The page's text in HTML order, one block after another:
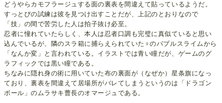
どうやらカモフラージュする面の裏表を間違えて貼っているようだ。
すっとびの試練は彼を見つけ出すことだが、上記のとおりなので
「技」の間で苦労した人は拍子抜け必至。
忍者に憧れていたらしく、本人は忍者口調も完璧に真似ていると思い
込んでいるが、隣のスラ箱に捕らえられていた♀のバブルスライムから
「なんか変」と言われている。イラストでは青い瞳だが、ゲームのグ
ラフィックでは黒い瞳である。
ちなみに隠れ身の術に用いていた布の裏面が（なぜか）星条旗になっ
ており、裏表を間違えて居場所がバレてしまうというのは「ドラゴン
ボール」のムラサキ曹長のオマージュである。